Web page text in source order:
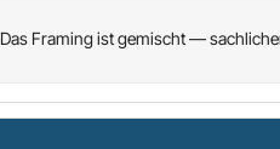
Das Framing ist gemischt —